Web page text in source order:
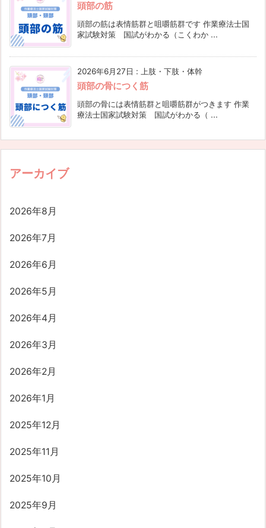
頭部の筋
頭部の筋は表情筋群と咀嚼筋群です 作業療法士国
家試験対策 国試がわかる（こくわか ...
2026年6月27日 : 上肢・下肢・体幹
頭部の骨につく筋
頭部の骨には表情筋群と咀嚼筋群がつきます 作業
療法士国家試験対策 国試がわかる（ ...
アーカイブ
2026年8月
2026年7月
2026年6月
2026年5月
2026年4月
2026年3月
2026年2月
2026年1月
2025年12月
2025年11月
2025年10月
2025年9月